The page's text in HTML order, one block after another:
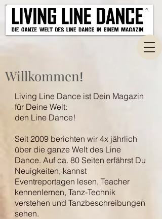
Willkommen!
Living Line Dance ist Dein Magazin
für Deine Welt:
den Line Dance!
Seit 2009 berichten wir 4x jährlich
über die ganze Welt des Line
Dance. Auf ca. 80 Seiten erfährst Du
Neuigkeiten, kannst
Eventreportagen lesen, Teacher
kennenlernen, Tanz-Technik
verstehen und Tanzbeschreibungen
sehen.